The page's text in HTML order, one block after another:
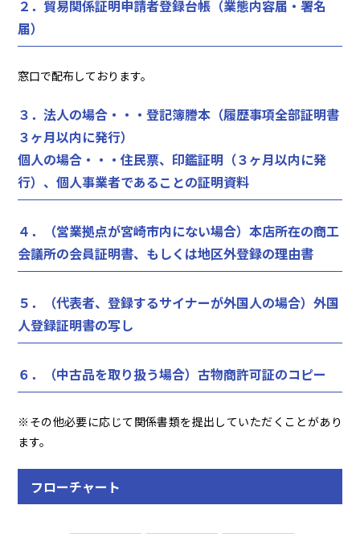
２．貿易関係証明申請者登録台帳（業態内容届・署名
届）
窓口で配布しております。
３．法人の場合・・・登記簿謄本（履歴事項全部証明書
３ヶ月以内に発行）
個人の場合・・・住民票、印鑑証明（３ヶ月以内に発
行）、個人事業者であることの証明資料
４．（営業拠点が宮崎市内にない場合）本店所在の商工
会議所の会員証明書、もしくは地区外登録の理由書
５．（代表者、登録するサイナーが外国人の場合）外国
人登録証明書の写し
６．（中古品を取り扱う場合）古物商許可証のコピー
※その他必要に応じて関係書類を提出していただくことがあり
ます。
フローチャート